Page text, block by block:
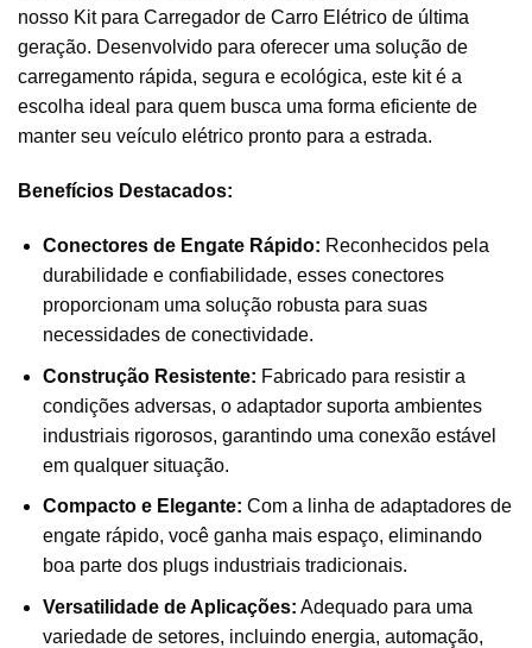
nosso Kit para Carregador de Carro Elétrico de última
geração. Desenvolvido para oferecer uma solução de
carregamento rápida, segura e ecológica, este kit é a
escolha ideal para quem busca uma forma eficiente de
manter seu veículo elétrico pronto para a estrada.
Benefícios Destacados:
Conectores de Engate Rápido: Reconhecidos pela
durabilidade e confiabilidade, esses conectores
proporcionam uma solução robusta para suas
necessidades de conectividade.
Construção Resistente: Fabricado para resistir a
condições adversas, o adaptador suporta ambientes
industriais rigorosos, garantindo uma conexão estável
em qualquer situação.
Compacto e Elegante: Com a linha de adaptadores de
engate rápido, você ganha mais espaço, eliminando
boa parte dos plugs industriais tradicionais.
Versatilidade de Aplicações: Adequado para uma
variedade de setores, incluindo energia, automação,